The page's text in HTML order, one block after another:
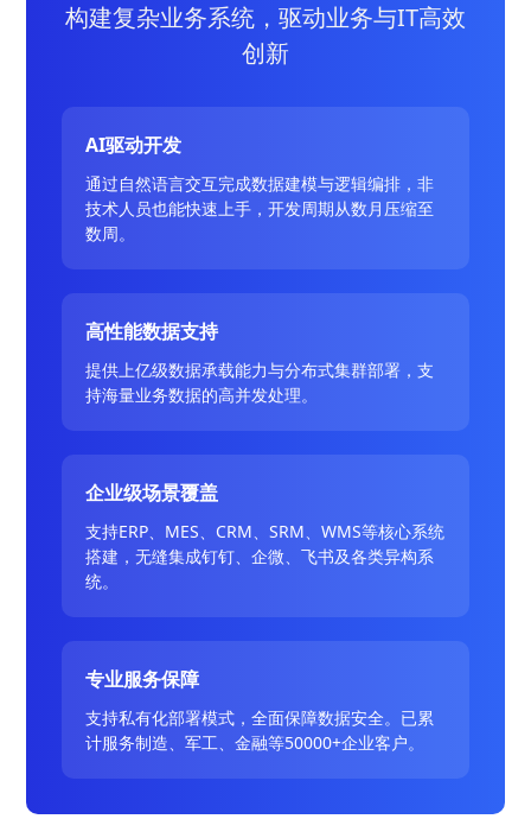
构建复杂业务系统，驱动业务与IT高效
创新
AI驱动开发
通过自然语言交互完成数据建模与逻辑编排，非
技术人员也能快速上手，开发周期从数月压缩至
数周。
高性能数据支持
提供上亿级数据承载能力与分布式集群部署，支
持海量业务数据的高并发处理。
企业级场景覆盖
支持ERP、MES、CRM、SRM、WMS等核心系统
搭建，无缝集成钉钉、企微、飞书及各类异构系
统。
专业服务保障
支持私有化部署模式，全面保障数据安全。已累
计服务制造、军工、金融等50000+企业客户。